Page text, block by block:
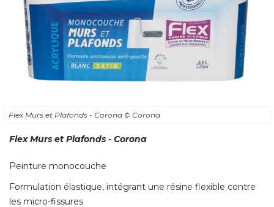
Flex Murs et Plafonds - Corona © Corona
Flex Murs et Plafonds - Corona
Peinture monocouche
Formulation élastique, intégrant une résine flexible contre
les micro-fissures